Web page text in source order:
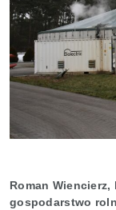
Roman
gospodarstwo